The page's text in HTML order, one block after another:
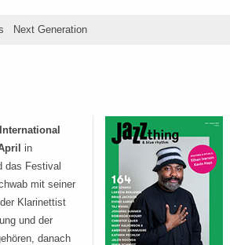
Next Generation
in
das Festival
mit seiner
Klarinettist
und der
danach